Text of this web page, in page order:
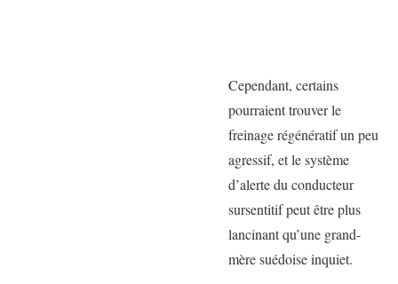
Cependant, certains
pourraient trouver le
freinage régénératif un peu
agressif, et le système
d’alerte du conducteur
sursentitif peut être plus
lancinant qu’une grand-
mère suédoise inquiet.